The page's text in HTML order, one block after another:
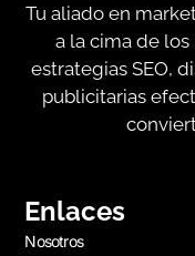
Tu aliado en
a la cima de
estrategias SEO,
publicitarias
Enlaces
Nosotros